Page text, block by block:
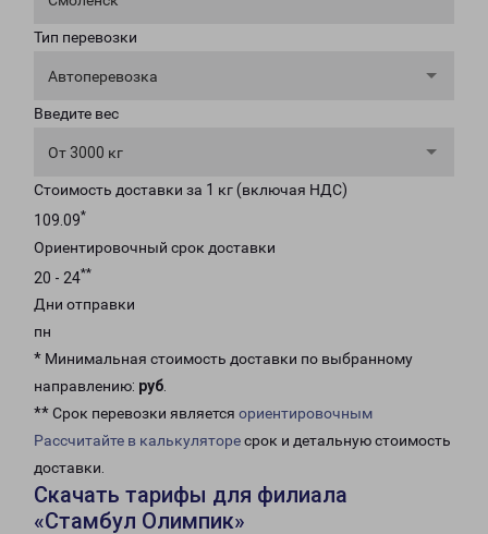
Тип перевозки
Автоперевозка
Введите вес
От 3000 кг
Стоимость доставки за 1 кг (включая НДС)
109.09*
Ориентировочный срок доставки
20 - 24**
Дни отправки
пн
* Минимальная стоимость доставки по выбранному
направлению: руб.
** Срок перевозки является ориентировочным
Рассчитайте в калькуляторесрок и детальную стоимость
доставки.
Скачать тарифы для филиала
«Стамбул Олимпик»